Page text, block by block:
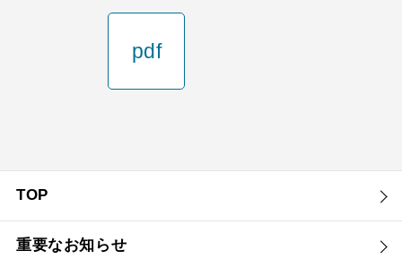
pdf
TOP
重要なお知らせ